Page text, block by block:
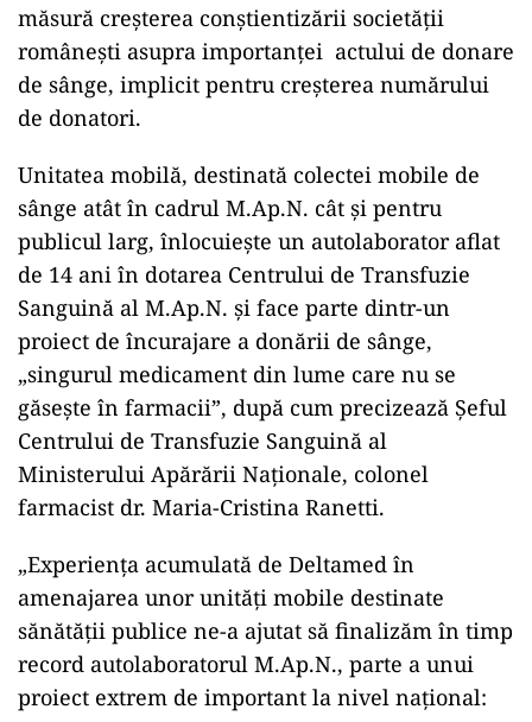
măsură creșterea conștientizării societății
românești asupra importanței actului de donare
de sânge, implicit pentru creșterea numărului
de donatori.
Unitatea mobilă, destinată colectei mobile de
sânge atât în cadrul M.Ap.N. cât și pentru
publicul larg, înlocuiește un autolaborator aflat
de 14 ani în dotarea Centrului de Transfuzie
Sanguină al M.Ap.N. și face parte dintr-un
proiect de încurajare a donării de sânge,
„singurul medicament din lume care nu se
găsește în farmacii”, după cum precizează Șeful
Centrului de Transfuzie Sanguină al
Ministerului Apărării Naționale, colonel
farmacist dr. Maria-Cristina Ranetti.
„Experiența acumulată de Deltamed în
amenajarea unor unități mobile destinate
sănătății publice ne-a ajutat să finalizăm în timp
record autolaboratorul M.Ap.N., parte a unui
proiect extrem de important la nivel național: